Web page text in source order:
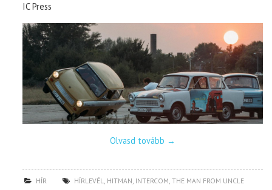
IC Press
Olvasd tovább →
HÍR HÍRLEVÉL, HITMAN, INTERCOM,THE MAN FROM UNCLE